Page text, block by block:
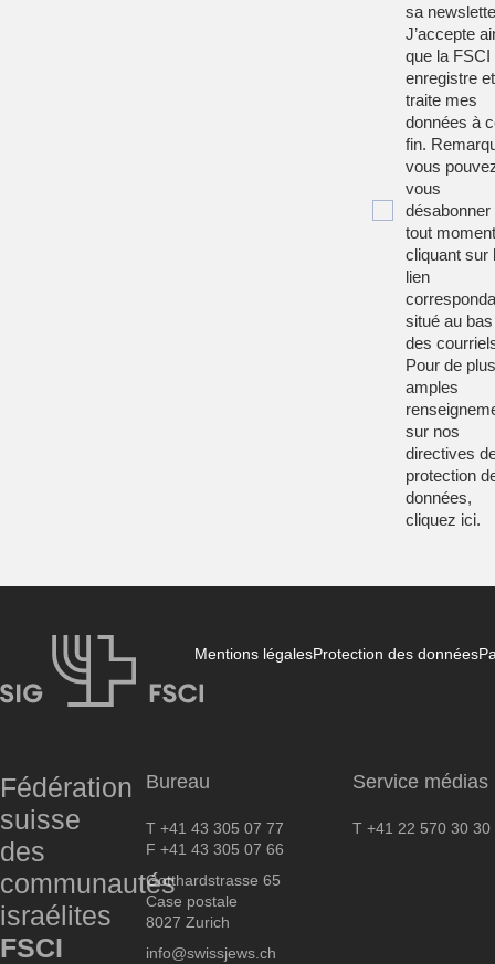
sa
J’accepte
que la FSCI
enregistre et
traite mes
données à
fin.
vous
vous
désabonner
tout
cliquant sur
lien
situé au bas
des
Pour de plus
amples
sur nos
directives
protection
données,
cliquez ici.
Mentions légalesProtection des données
Fédération
suisse
des
communautés
israélites
FSCI
Bureau
T +41 43 305 07 77
F +41 43 305 07 66
Gotthardstrasse 65
Case postale
8027 Zurich
info@swissjews.ch
Service médias
T +41 22 570 30 30